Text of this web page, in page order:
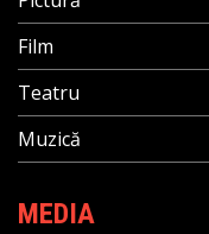
Film
Teatru
Muzică
MEDIA